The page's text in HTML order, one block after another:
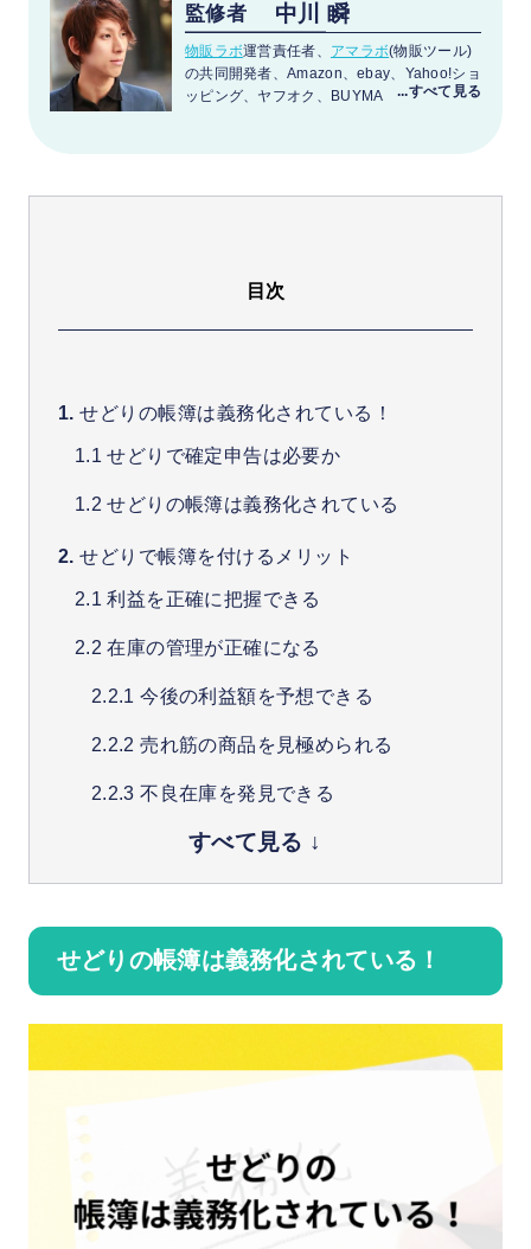
監修者 中川 瞬
物販ラボ運営責任者、 アマラボ(物販ツール)
の共同開発者、Amazon、ebay、Yahoo!ショ
ッピング、ヤフオク、BUYMA、メルカリ、
中川 瞬のプロフィール
目次
せどりの帳簿は義務化されている！
せどりで確定申告は必要か
せどりの帳簿は義務化されている
せどりで帳簿を付けるメリット
利益を正確に把握できる
在庫の管理が正確になる
今後の利益額を予想できる
売れ筋の商品を見極められる
不良在庫を発見できる
確定申告が楽になる
控除が受けやすい
せどりの帳簿の付け方
支払い
せどりの帳簿は義務化されている！